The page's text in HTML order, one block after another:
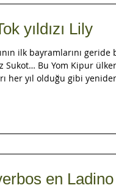
yıldızı Lily
ilk bayramlarını geride
Sukot… Bu Yom Kipur
her yıl olduğu gibi
en Ladino